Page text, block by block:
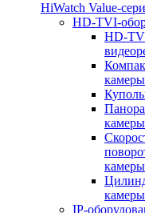
HiWatch Value-
HD-TVI-
HD-
камеры
камеры
камеры
камеры
IP-